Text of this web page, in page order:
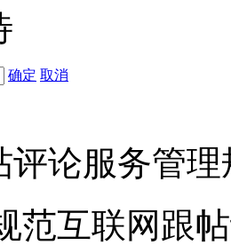
确定 取消
评论服务管理
范互联网跟